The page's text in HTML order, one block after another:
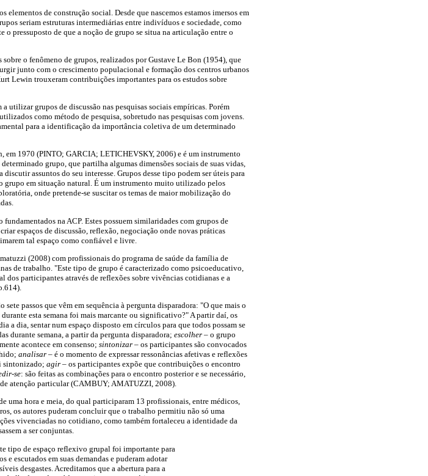
de construção social. Desde que nascemos estamos imersos em
seriam estruturas intermediárias entre indivíduos e sociedade, como
pressuposto de que a noção de grupo se situa na articulação entre o
o fenômeno de grupos, realizados por Gustave Le Bon (1954), que
junto com o crescimento populacional e formação dos centros urbanos
Lewin trouxeram contribuições importantes para os estudos sobre
utilizar grupos de discussão nas pesquisas sociais empíricas. Porém
como método de pesquisa, sobretudo nas pesquisas com jovens.
para a identificação da importância coletiva de um determinado
1970 (PINTO; GARCIA; LETICHEVSKY, 2006) e é um instrumento
grupo, que partilha algumas dimensões sociais de suas vidas,
discutir assuntos do seu interesse. Grupos desse tipo podem ser úteis para
grupo em situação natural. É um instrumento muito utilizado pelos
onde pretende-se suscitar os temas de maior mobilização do
na ACP. Estes possuem similaridades com grupos de
espaços de discussão, reflexão, negociação onde novas práticas
tal espaço como confiável e livre.
(2008) com profissionais do programa de saúde da família de
de trabalho. "Este tipo de grupo é caracterizado como psicoeducativo,
dos participantes através de reflexões sobre vivências cotidianas e a
passos que vêm em sequência à pergunta disparadora: "O que mais o
esta semana foi mais marcante ou significativo?" A partir daí, os
a dia, sentar num espaço disposto em círculos para que todos possam se
durante semana, a partir da pergunta disparadora; escolher – o grupo
acontece em consenso; sintonizar – os participantes são convocados
analisar – é o momento de expressar ressonâncias afetivas e reflexões
sintonizado; agir – os participantes expõe que contribuições o encontro
se: são feitas as combinações para o encontro posterior e se necessário,
atenção particular (CAMBUY; AMATUZZI, 2008).
uma hora e meia, do qual participaram 13 profissionais, entre médicos,
os autores puderam concluir que o trabalho permitiu não só uma
vivenciadas no cotidiano, como também fortaleceu a identidade da
a ser conjuntas.
tipo de espaço reflexivo grupal foi importante para
e escutados em suas demandas e puderam adotar
desgastes. Acreditamos que a abertura para a